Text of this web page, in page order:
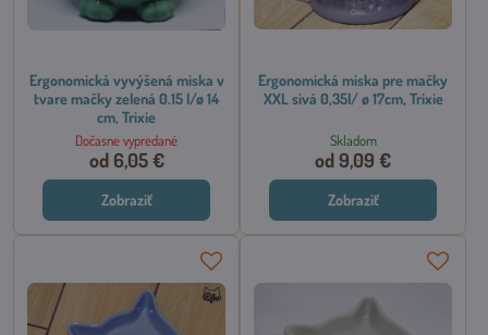
Ergonomická vyvýšená miska v
tvare mačky zelená 0.15 l/ø 14
cm, Trixie
Dočasne vypredané
od 6,05 €
Zobraziť
Ergonomická miska pre mačky
XXL sivá 0,35l/ ø 17cm, Trixie
Skladom
od 9,09 €
Zobraziť